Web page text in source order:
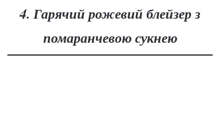
4. Гарячий рожевий блейзер з
помаранчевою сукнею